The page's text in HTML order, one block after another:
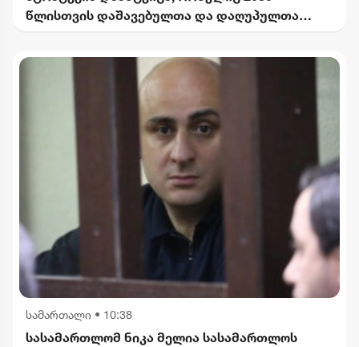
წლისთვის დაშავებულთა და დაღუპულთა
ითვალისწინებს
სამართალი • 10:38
სასამართლომ ნიკა მელია სასამართლოს